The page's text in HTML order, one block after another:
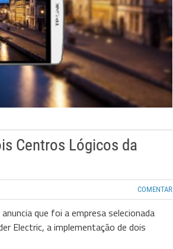
Centros Lógicos da
COMENTAR
que foi a empresa selecionada
Electric, a implementação de dois